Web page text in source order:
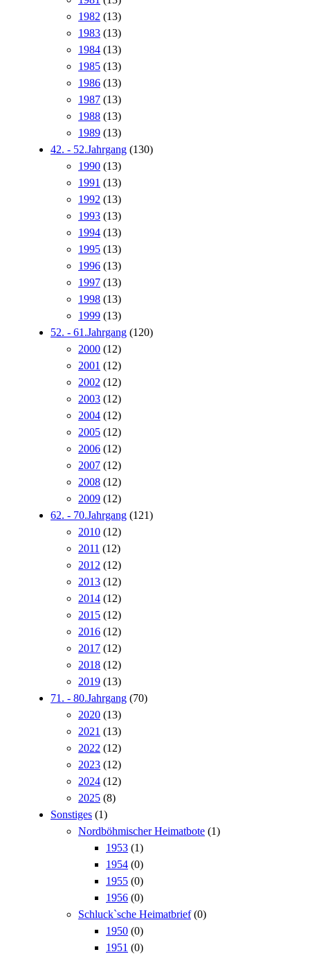
1982 (13)
1983 (13)
1984 (13)
1985 (13)
1986 (13)
1987 (13)
1988 (13)
1989 (13)
42. - 52.Jahrgang (130)
1990 (13)
1991 (13)
1992 (13)
1993 (13)
1994 (13)
1995 (13)
1996 (13)
1997 (13)
1998 (13)
1999 (13)
52. - 61.Jahrgang (120)
2000 (12)
2001 (12)
2002 (12)
2003 (12)
2004 (12)
2005 (12)
2006 (12)
2007 (12)
2008 (12)
2009 (12)
62. - 70.Jahrgang (121)
2010 (12)
2011 (12)
2012 (12)
2013 (12)
2014 (12)
2015 (12)
2016 (12)
2017 (12)
2018 (12)
2019 (13)
71. - 80.Jahrgang (70)
2020 (13)
2021 (13)
2022 (12)
2023 (12)
2024 (12)
2025 (8)
Sonstiges (1)
Nordböhmischer Heimatbote (1)
1953 (1)
1954 (0)
1955 (0)
1956 (0)
Schluck`sche Heimatbrief (0)
1950 (0)
1951 (0)